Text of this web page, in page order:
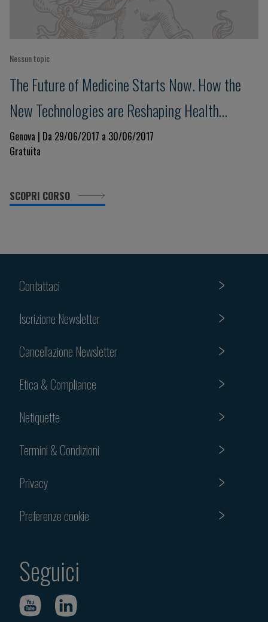
Nessun topic
The Future of Medicine Starts Now. How the
New Technologies are Reshaping Health
Science
Genova | Da 29/06/2017 a 30/06/2017
Gratuita
SCOPRI CORSO
Contattaci
Iscrizione Newsletter
Cancellazione Newsletter
Etica & Compliance
Netiquette
Termini & Condizioni
Privacy
Preferenze cookie
Seguici